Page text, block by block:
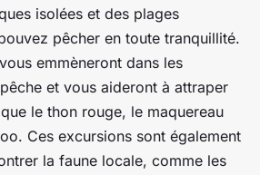
isolées et des plages
pêcher en toute tranquillité.
emmèneront dans les
et vous aideront à attraper
le thon rouge, le maquereau
Ces excursions sont également
la faune locale, comme les